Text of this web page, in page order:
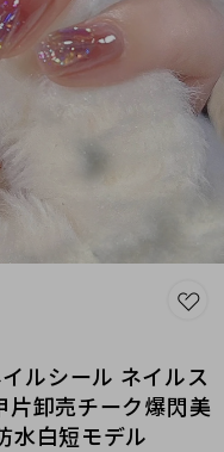
ルシール ネイルス
片卸売チーク爆閃美
水白短モデル